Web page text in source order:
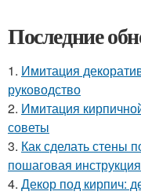
Последние
1. Имитация
руководство
2. Имитация
советы
3. Как сделать стены
пошаговая инструкция
4. Декор под кирпич: